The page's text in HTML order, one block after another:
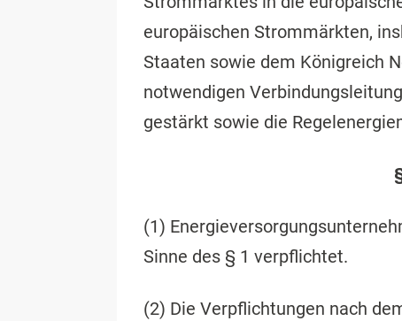
europäischen Strommärkten,
Staaten sowie dem Königreich
notwendigen
gestärkt sowie die
(1)
Sinne des § 1 verpflichtet.
(2) Die Verpflichtungen nach